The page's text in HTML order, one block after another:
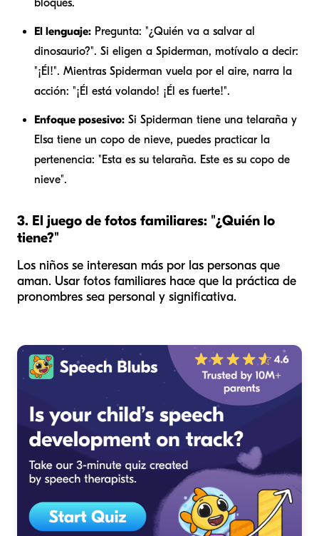
El lenguaje: Pregunta: "¿Quién va a salvar al
dinosaurio?". Si eligen a Spiderman, motívalo a decir:
"¡Él!". Mientras Spiderman vuela por el aire, narra la
acción: "¡Él está volando! ¡Él es fuerte!".
Enfoque posesivo: Si Spiderman tiene una telaraña y
Elsa tiene un copo de nieve, puedes practicar la
pertenencia: "Esta es su telaraña. Este es su copo de
nieve".
3. El juego de fotos familiares: "¿Quién lo
tiene?"
Los niños se interesan más por las personas que
aman. Usar fotos familiares hace que la práctica de
pronombres sea personal y significativa.